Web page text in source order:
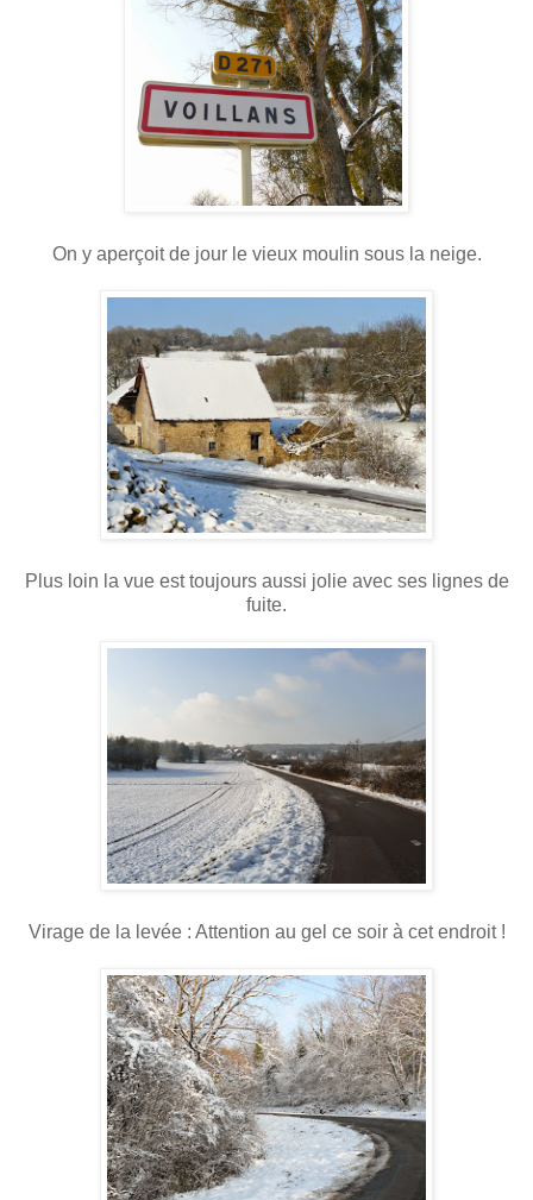
On y aperçoit de jour le vieux moulin sous la neige.
Plus loin la vue est toujours aussi jolie avec ses lignes de
fuite.
Virage de la levée : Attention au gel ce soir à cet endroit !